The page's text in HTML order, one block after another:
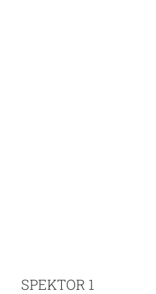
SPEKTOR 1